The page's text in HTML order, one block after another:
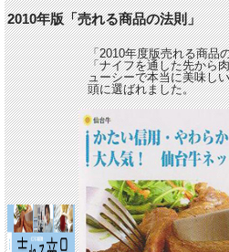
2010年版「売れる商品の法則」
「2010年度版売れる商品
「ナイフを通した先から
ューシーで本当に美味し
頭に選ばれました。